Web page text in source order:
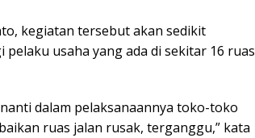
kegiatan tersebut akan sedikit
usaha yang ada di sekitar 16 ruas
dalam pelaksanaannya toko-toko
ruas jalan rusak, terganggu,” kata